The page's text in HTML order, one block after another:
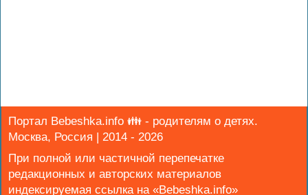
Портал Bebeshka.info 👪 - родителям о детях.
Москва, Россия | 2014 - 2026
При полной или частичной перепечатке
редакционных и авторских материалов
индексируемая ссылка на «Bebeshka.info»